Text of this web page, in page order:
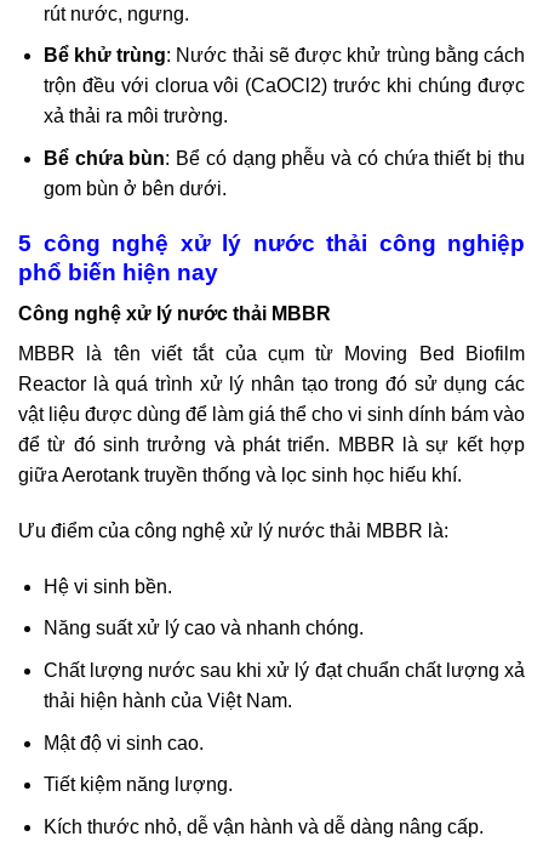
rút nước, ngưng.
Bể khử trùng: Nước thải sẽ được khử trùng bằng cách
trộn đều với clorua vôi (CaOCl2) trước khi chúng được
xả thải ra môi trường.
Bể chứa bùn: Bể có dạng phễu và có chứa thiết bị thu
gom bùn ở bên dưới.
5 công nghệ xử lý nước thải công nghiệp
phổ biến hiện nay
Công nghệ xử lý nước thải MBBR
MBBR là tên viết tắt của cụm từ Moving Bed Biofilm
Reactor là quá trình xử lý nhân tạo trong đó sử dụng các
vật liệu được dùng để làm giá thể cho vi sinh dính bám vào
để từ đó sinh trưởng và phát triển. MBBR là sự kết hợp
giữa Aerotank truyền thống và lọc sinh học hiếu khí.
Ưu điểm của công nghệ xử lý nước thải MBBR là:
Hệ vi sinh bền.
Năng suất xử lý cao và nhanh chóng.
Chất lượng nước sau khi xử lý đạt chuẩn chất lượng xả
thải hiện hành của Việt Nam.
Mật độ vi sinh cao.
Tiết kiệm năng lượng.
Kích thước nhỏ, dễ vận hành và dễ dàng nâng cấp.